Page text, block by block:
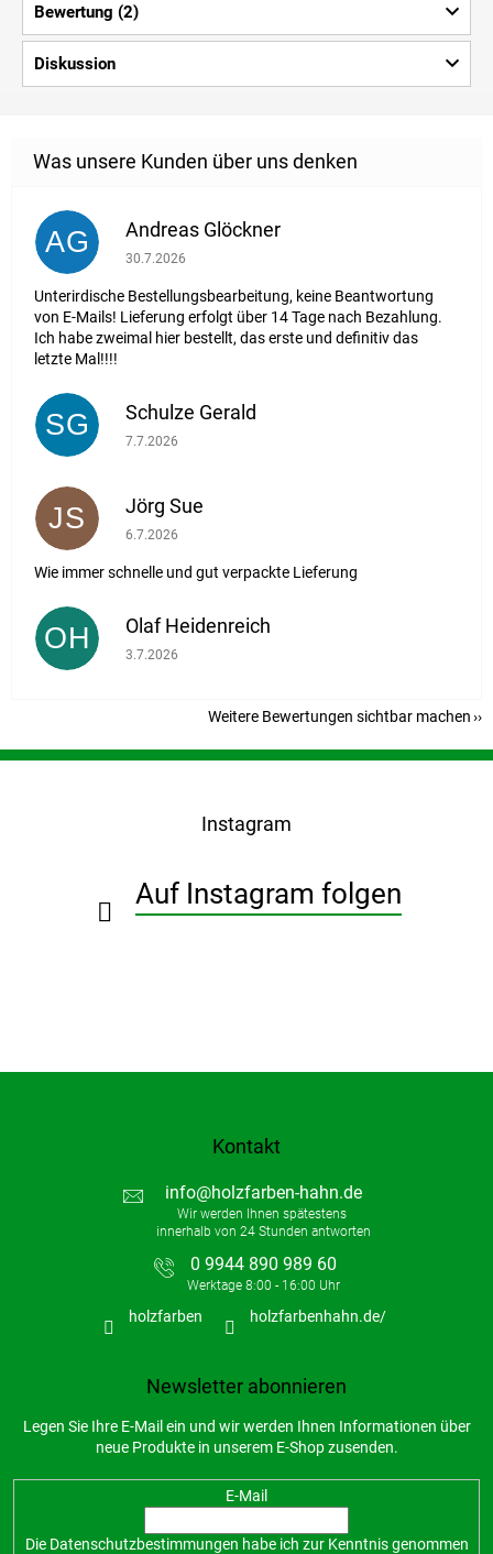
Bewertung (2)
Diskussion
AG Andreas Glöckner
Die Shop-Bewertung beträgt 1 von 5 Sternen.
30.7.2026
Unterirdische Bestellungsbearbeitung, keine Beantwortung
von E-Mails! Lieferung erfolgt über 14 Tage nach Bezahlung.
Ich habe zweimal hier bestellt, das erste und definitiv das
letzte Mal!!!!
SG Schulze Gerald
Die Shop-Bewertung beträgt 5 von 5 Sternen.
7.7.2026
JS Jörg Sue
Die Shop-Bewertung beträgt 5 von 5 Sternen.
6.7.2026
Wie immer schnelle und gut verpackte Lieferung
OH Olaf Heidenreich
Die Shop-Bewertung beträgt 5 von 5 Sternen.
3.7.2026
Weitere Bewertungen sichtbar machen
F
Instagram
Auf Instagram folgen
Kontakt
info@holzfarben-hahn.de
0 9944 890 989 60
holzfarben holzfarbenhahn.de/
Newsletter abonnieren
Legen Sie Ihre E-Mail ein und wir werden Ihnen Informationen über
neue Produkte in unserem E-Shop zusenden.
E-Mail
Die Datenschutzbestimmungen habe ich zur Kenntnis genommen